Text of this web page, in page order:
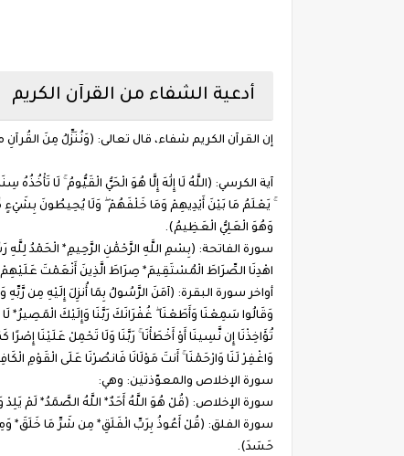
أدعية الشفاء من القرآن الكريم
إن القرآن الكريم شفاء، قال تعالى: (وَنُنَزِّلُ مِنَ
آية الكرسي: (اللَّهُ لَا إِلَٰهَ إِلَّا هُوَ الْحَيُّ الْقَيُّومُ ۚ لَا
يَعْلَمُ مَا بَيْنَ أَيْدِيهِمْ وَمَا خَلْفَهُمْ ۖ وَلَا يُحِيطُونَ
وَهُوَ الْعَلِيُّ الْعَظِيمُ).
سورة الفاتحة: (بِسْمِ اللَّهِ الرَّحْمَٰنِ الرَّحِيمِ* الْحَمْدُ لِلَّهِ
اهْدِنَا الصِّرَاطَ الْمُسْتَقِيمَ* صِرَاطَ الَّذِينَ أَنْعَمْتَ
أواخر سورة البقرة: (آمَنَ الرَّسُولُ بِمَا أُنزِلَ إِلَيْهِ مِن
وَقَالُوا سَمِعْنَا وَأَطَعْنَا ۖ غُفْرَانَكَ رَبَّنَا وَإِلَيْكَ الْمَصِيرُ*
تُؤَاخِذْنَا إِن نَّسِينَا أَوْ أَخْطَأْنَا ۚ رَبَّنَا وَلَا تَحْمِلْ عَلَيْنَا
وَاغْفِرْ لَنَا وَارْحَمْنَا ۚ أَنتَ مَوْلَانَا فَانصُرْنَا عَلَى الْقَوْمِ
سورة الإخلاص والمعوّذتين: وهي:
سورة الإخلاص: (قُلْ هُوَ اللَّهُ أَحَدٌ* اللَّهُ الصَّمَدُ* لَمْ يَلِدْ
سورة الفلق: (قُلْ أَعُوذُ بِرَبِّ الْفَلَقِ* مِن شَرِّ مَا خَلَقَ*
حَسَدَ).